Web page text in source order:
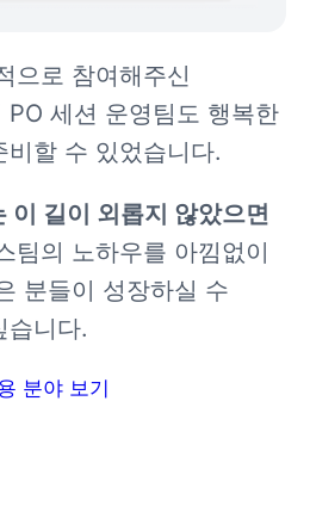
으로 참여해주신
PO 세션 운영팀도 행복한
할 수 있었습니다.
이 길이 외롭지 않았으면
팀의 노하우를 아낌없이
분들이 성장하실 수
습니다.
분야 보기